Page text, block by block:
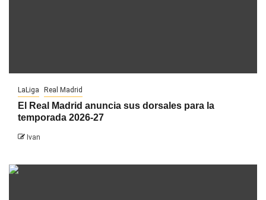
LaLiga Real Madrid
El Real Madrid anuncia sus dorsales para la
temporada 2026-27
Ivan